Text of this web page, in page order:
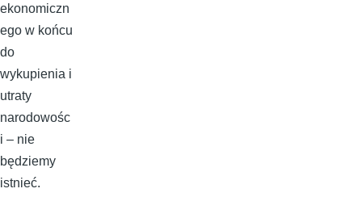
ekonomiczn
ego w końcu
do
wykupienia i
utraty
narodowośc
i – nie
będziemy
istnieć.